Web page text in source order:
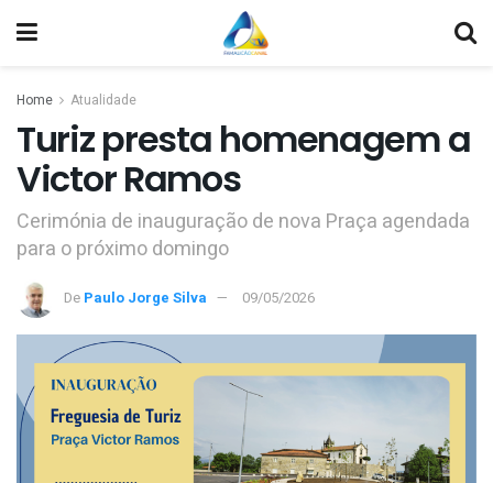
Home Atualidade
Turiz presta homenagem a
Victor Ramos
Cerimónia de inauguração de nova Praça agendada
para o próximo domingo
De Paulo Jorge Silva 09/05/2026